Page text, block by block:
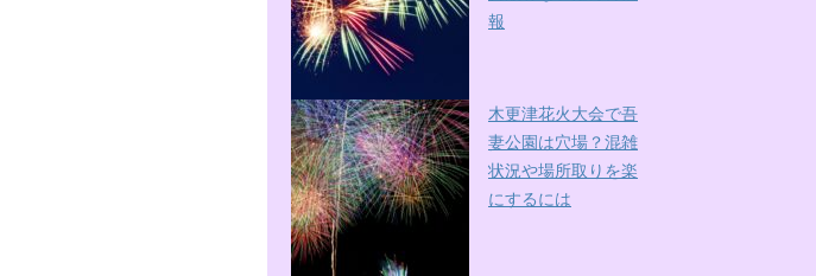
報
木更津花火大会で吾
妻公園は穴場？混雑
状況や場所取りを楽
にするには